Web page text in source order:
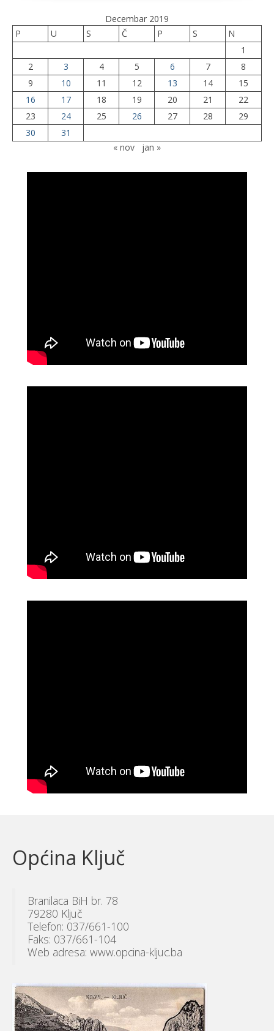
Decembar 2019
P
U S Č P S
N
1
2
3 4 5 6 7
8
9
10 11 12 13 14
15
16
17 18 19 20 21
22
23
24 25 26 27 28
29
30
31
« nov
jan »
Općina Ključ
Branilaca BiH br. 78
79280 Ključ
Telefon: 037/661-100
Faks: 037/661-104
Web adresa: www.opcina-kljuc.ba